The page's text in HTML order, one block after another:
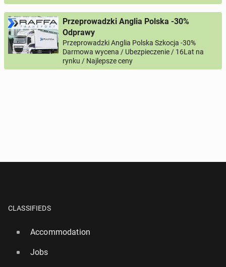
Przeprowadzki Anglia Polska -30%
Odprawy
Przeprowadzki Anglia Polska Szkocja -30%
Darmowa wycena / Ubezpieczenie / 16Lat na
rynku / Najlepsze ceny
CLASSIFIEDS
Accommodation
Jobs